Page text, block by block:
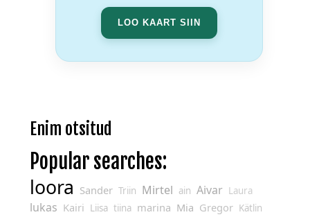
LOO KAART SIIN
Enim otsitud
Popular searches:
loora Sander Triin Mirtel ain Aivar Laura
lukas Kairi Liisa tiina marina Mia Gregor Kätlin